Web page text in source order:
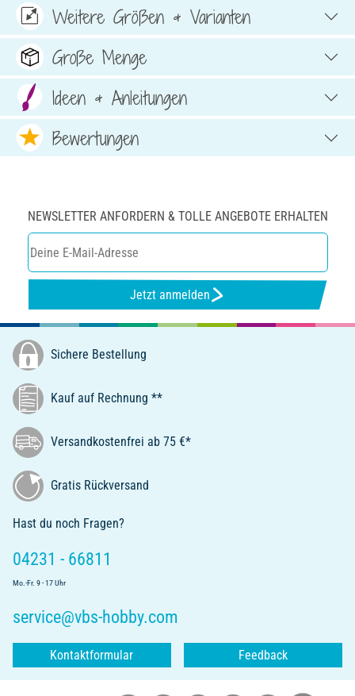
Weitere Größen & Varianten
Große Menge
Ideen & Anleitungen
Bewertungen
NEWSLETTER ANFORDERN & TOLLE ANGEBOTE ERHALTEN
Jetzt anmelden
Sichere Bestellung
Kauf auf Rechnung **
Versandkostenfrei ab 75 €*
Gratis Rückversand
Hast du noch Fragen?
04231 - 66811
Mo.-Fr. 9 - 17 Uhr
service@vbs-hobby.com
Kontaktformular Feedback